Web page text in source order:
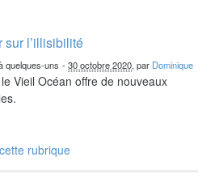
sur l’illisibilité
quelques-uns -30 octobre 2020, par Dominique
Vieil Océan offre de nouveaux
rubrique